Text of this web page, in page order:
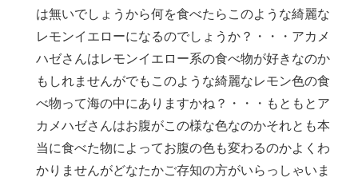
は無いでしょうから何を食べたらこのような綺麗な
レモンイエローになるのでしょうか？・・・アカメ
ハゼさんはレモンイエロー系の食べ物が好きなのか
もしれませんがでもこのような綺麗なレモン色の食
べ物って海の中にありますかね？・・・もともとア
カメハゼさんはお腹がこの様な色なのかそれとも本
当に食べた物によってお腹の色も変わるのかよくわ
かりませんがどなたかご存知の方がいらっしゃいま